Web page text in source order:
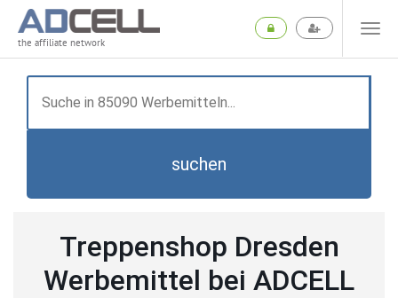
the affiliate network
suchen
Treppenshop Dresden
Werbemittel bei ADCELL